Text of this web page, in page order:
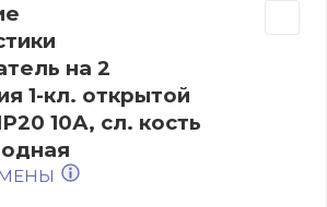
на 2
1-кл. открытой
10А, сл. кость